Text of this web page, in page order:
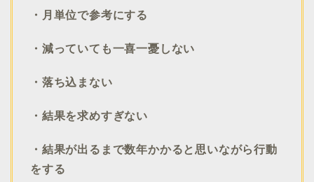
・月単位で参考にする
・減っていても一喜一憂しない
・落ち込まない
・結果を求めすぎない
・結果が出るまで数年かかると思いながら行動
をする